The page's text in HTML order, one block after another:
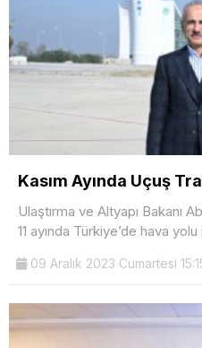
Kasım Ayında Uçuş
Ulaştırma ve Altyapı Bakanı
11 ayında Türkiye’de hava
09 Aralık 2023 Cumartesi